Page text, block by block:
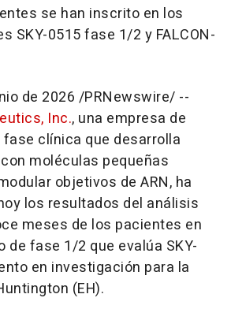
se han inscrito en los
SKY-0515 fase 1/2 y FALCON-
de 2026 /PRNewswire/ --
Inc., una empresa de
clínica que desarrolla
moléculas pequeñas
objetivos de ARN, ha
los resultados del análisis
meses de los pacientes en
de fase 1/2 que evalúa SKY-
en investigación para la
(EH).